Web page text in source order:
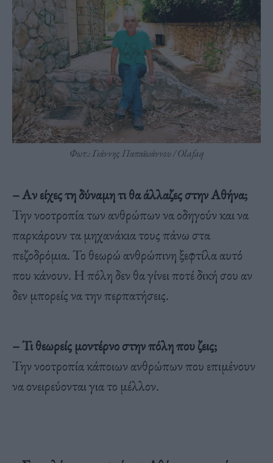
Φωτ.: Γιάννης Παπαϊωάννου / Olafaq
– Αν είχες τη δύναμη τι θα άλλαζες στην Αθήνα;
Την νοοτροπία των ανθρώπων να οδηγούν και να
παρκάρουν τα μηχανάκια τους πάνω στα
πεζοδρόμια. Το θεωρώ ανθρώπινη ξεφτίλα αυτό
που κάνουν. Η πόλη δεν θα γίνει ποτέ δική σου αν
δεν μπορείς να την περπατήσεις.
– Τι θεωρείς μοντέρνο στην πόλη που ζεις;
Την νοοτροπία κάποιων ανθρώπων που επιμένουν
να ονειρεύονται για το μέλλον.